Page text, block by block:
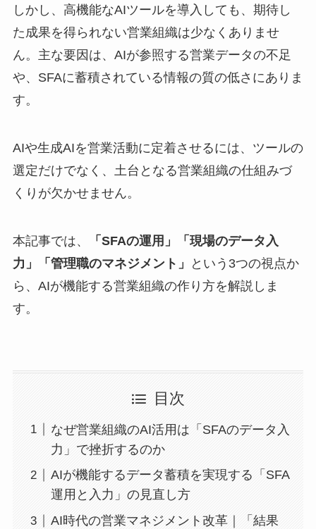
しかし、高機能なAIツールを導入しても、期待し
た成果を得られない営業組織は少なくありませ
ん。主な要因は、AIが参照する営業データの不足
や、SFAに蓄積されている情報の質の低さにありま
す。
AIや生成AIを営業活動に定着させるには、ツールの
選定だけでなく、土台となる営業組織の仕組みづ
くりが欠かせません。
本記事では、
「SFAの運用」「現場のデータ入
力」「管理職のマネジメント」
という3つの視点か
ら、AIが機能する営業組織の作り方を解説しま
す。
目次
なぜ営業組織のAI活用は「SFAのデータ入
力」で挫折するのか
AIが機能するデータ蓄積を実現する「SFA
運用と入力」の見直し方
AI時代の営業マネジメント改革｜「結果